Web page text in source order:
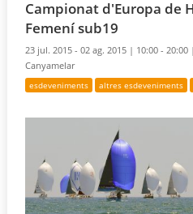
Campionat d'Europa de
Femení sub19
23 jul. 2015 - 02 ag. 2015 | 10:00 - 20:00 |
Canyamelar
esdeveniments altres esdeveniments